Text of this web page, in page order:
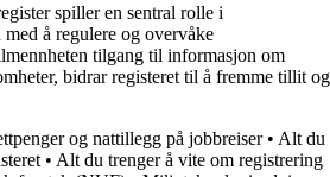
spiller en sentral rolle i
å regulere og overvåke
tilgang til informasjon om
bidrar registeret til å fremme tillit og
og nattillegg på jobbreiser• Alt du
• Alt du trenger å vite om registrering